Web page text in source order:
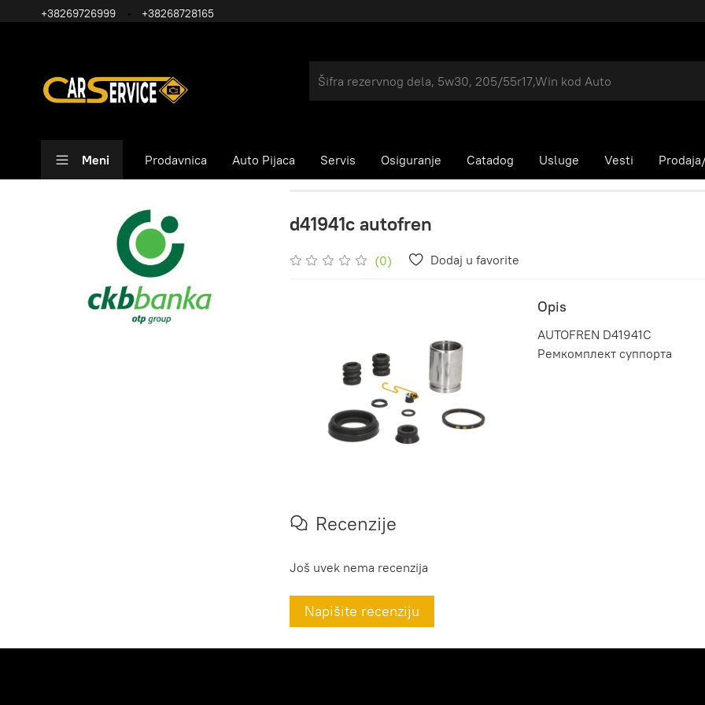
+38269726999 +38268728165
Meni Prodavnica Auto Pijaca Servis Osiguranje Catadog Usluge Vesti
d41941c autofren
(0) Dodaj u favorite
Opis
AUTOFREN D41941C
Ремкомплект суппорта
Recenzije
Još uvek nema recenzija
Napišite recenziju